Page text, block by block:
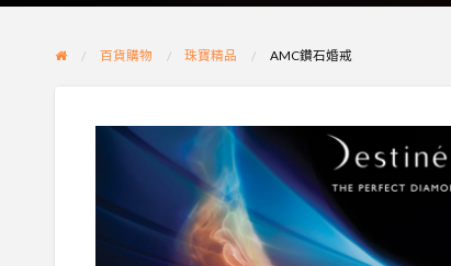
百貨購物 珠寶精品 AMC鑽石婚戒